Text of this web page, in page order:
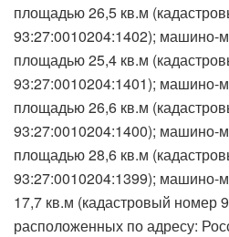
площадью 26,5 кв.м
93:27:0010204:1402);
площадью 25,4 кв.м
93:27:0010204:1401);
площадью 26,6 кв.м
93:27:0010204:1400);
площадью 28,6 кв.м
93:27:0010204:1399);
17,7 кв.м (кадастровый номер
расположенных по адресу: